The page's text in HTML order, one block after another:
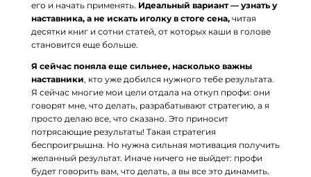
его и начать применять. Идеальный вариант — узнать у
наставника, а не искать иголку в стоге сена,читая
десятки книг и сотни статей, от которых каши в голове
становится еще больше.
Я сейчас поняла еще сильнее, насколько важны
наставники, кто уже добился нужного тебе результата.
Я сейчас многие мои цели отдала на откуп профи: они
говорят мне, что делать, разрабатывают стратегию, а я
просто делаю все, что сказано. Это приносит
потрясающие результаты! Такая стратегия
беспроигрышна. Но нужна сильная мотивация получить
желанный результат. Иначе ничего не выйдет: профи
будет говорить вам, что делать, а вы все это динамить.